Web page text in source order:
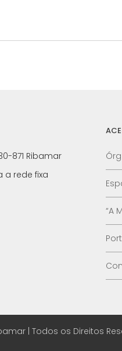
871 Ribamar
a rede fixa
“A
| Todos os Direitos